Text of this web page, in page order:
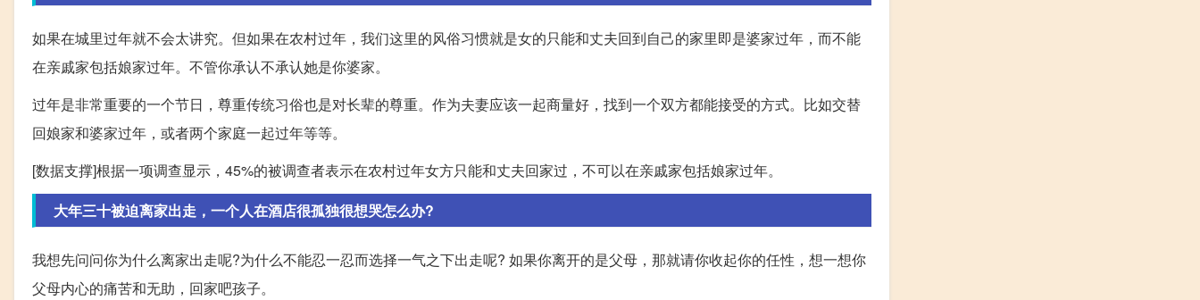
如果在城里过年就不会太讲究。但如果在农村过年，我们这里的风俗习惯就是女的只能和丈夫回到自己的家里即是婆家过年，而不能
在亲戚家包括娘家过年。不管你承认不承认她是你婆家。
过年是非常重要的一个节日，尊重传统习俗也是对长辈的尊重。作为夫妻应该一起商量好，找到一个双方都能接受的方式。比如交替
回娘家和婆家过年，或者两个家庭一起过年等等。
[数据支撑]根据一项调查显示，45%的被调查者表示在农村过年女方只能和丈夫回家过，不可以在亲戚家包括娘家过年。
大年三十被迫离家出走，一个人在酒店很孤独很想哭怎么办?
我想先问问你为什么离家出走呢?为什么不能忍一忍而选择一气之下出走呢? 如果你离开的是父母，那就请你收起你的任性，想一想你
父母内心的痛苦和无助，回家吧孩子。